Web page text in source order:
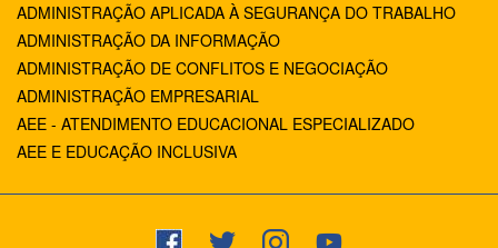
ADMINISTRAÇÃO APLICADA À SEGURANÇA DO TRABALHO
ADMINISTRAÇÃO DA INFORMAÇÃO
ADMINISTRAÇÃO DE CONFLITOS E NEGOCIAÇÃO
ADMINISTRAÇÃO EMPRESARIAL
AEE - ATENDIMENTO EDUCACIONAL ESPECIALIZADO
AEE E EDUCAÇÃO INCLUSIVA